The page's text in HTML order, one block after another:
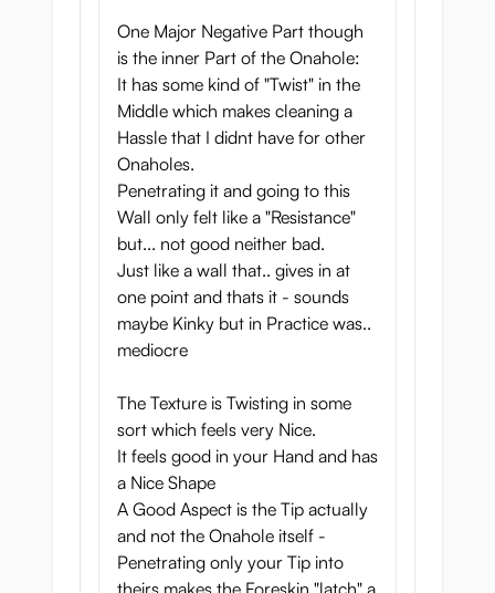
One Major Negative Part though
is the inner Part of the Onahole:
It has some kind of "Twist" in the
Middle which makes cleaning a
Hassle that I didnt have for other
Onaholes.
Penetrating it and going to this
Wall only felt like a "Resistance"
but... not good neither bad.
Just like a wall that.. gives in at
one point and thats it - sounds
maybe Kinky but in Practice was..
mediocre
The Texture is Twisting in some
sort which feels very Nice.
It feels good in your Hand and has
a Nice Shape
A Good Aspect is the Tip actually
and not the Onahole itself -
Penetrating only your Tip into
theirs makes the Foreskin "latch" a